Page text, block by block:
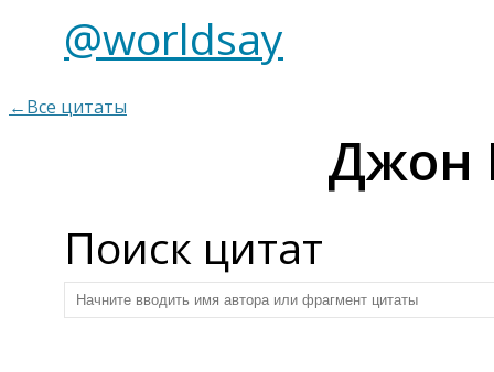
@worldsay
←Все цитаты
Джон
Поиск цитат